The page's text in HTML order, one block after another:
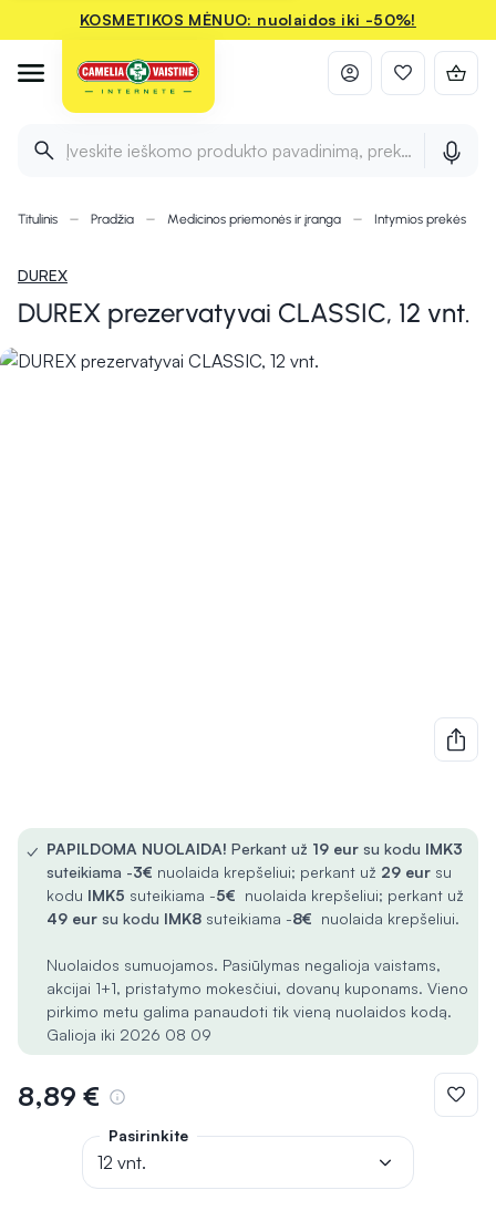
KOSMETIKOS MĖNUO: nuolaidos iki -50%!
Įveskite ieškomo produkto pavadinimą, prekės ženklą ir
Titulinis Pradžia Medicinos priemonės ir įranga Intymios prekės
DUREX
DUREX prezervatyvai CLASSIC, 12 vnt.
✓ PAPILDOMA NUOLAIDA! Perkant už 19 eur su kodu IMK3
suteikiama -3€ nuolaida krepšeliui; perkant už 29 eur su
kodu IMK5 suteikiama -5€ nuolaida krepšeliui; perkant už
49 eur su kodu IMK8 suteikiama -8€ nuolaida krepšeliui.
Nuolaidos sumuojamos. Pasiūlymas negalioja vaistams,
akcijai 1+1, pristatymo mokesčiui, dovanų kuponams. Vieno
pirkimo metu galima panaudoti tik vieną nuolaidos kodą.
Galioja iki 2026 08 09
8,89 €
Pasirinkite
12 vnt.